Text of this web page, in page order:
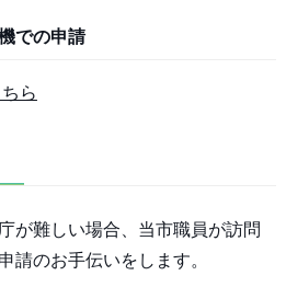
での申請
ら
が難しい場合、当市職員が訪問
請のお手伝いをします。